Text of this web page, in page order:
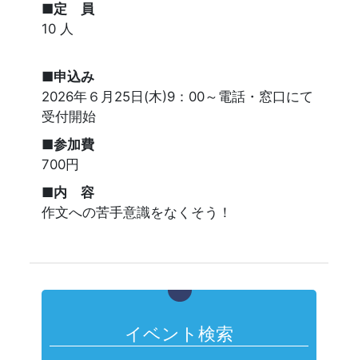
■定 員
10 人
■申込み
2026年６月25日(木)9：00～電話・窓口にて
受付開始
■参加費
700円
■内 容
作文への苦手意識をなくそう！
イベント検索